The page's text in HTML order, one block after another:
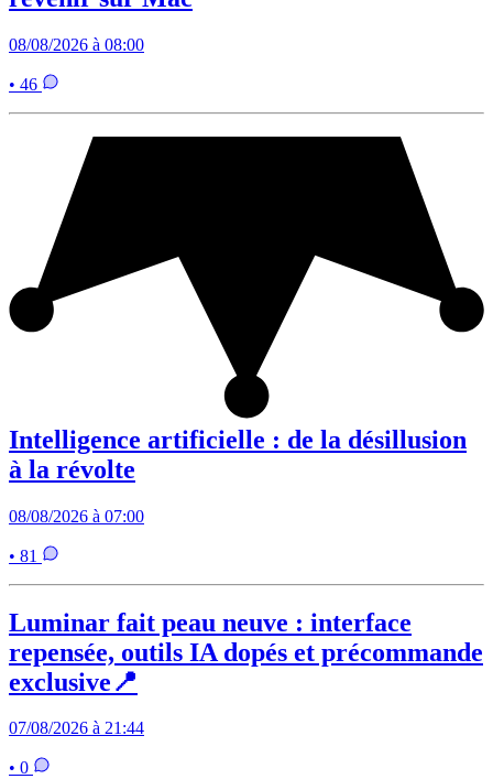
08/08/2026 à 08:00
• 46
Intelligence artificielle : de la désillusion
à la révolte
08/08/2026 à 07:00
• 81
Luminar fait peau neuve : interface
repensée, outils IA dopés et précommande
exclusive📍
07/08/2026 à 21:44
• 0